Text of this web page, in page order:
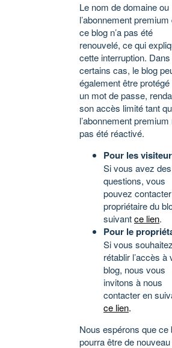
Le nom de domaine ou
l’abonnement premium
ce blog n’a pas été
renouvelé, ce qui
cette interruption. Dans
certains cas, le blog
également être protégé
un mot de passe,
son accès limité tant
l’abonnement premium
pas été réactivé.
Pour les
Si vous avez des
questions, vous
pouvez
propriétaire du
suivantce lien.
Pour le
Si vous souhaitez
rétablir l’accès à
blog, nous vous
invitons à nous
contacter en
ce lien.
Nous espérons que ce
pourra être de nouveau